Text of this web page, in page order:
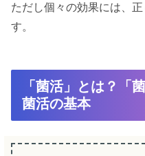
ただし個々の効果には、
す。
「菌活」とは？「
菌活の基本